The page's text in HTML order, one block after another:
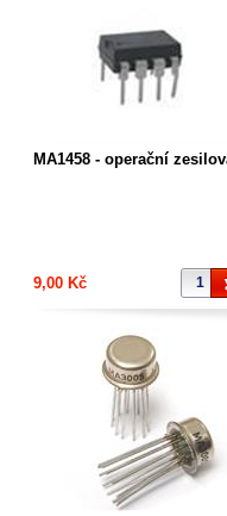
MA1458 - operační
9,00 Kč